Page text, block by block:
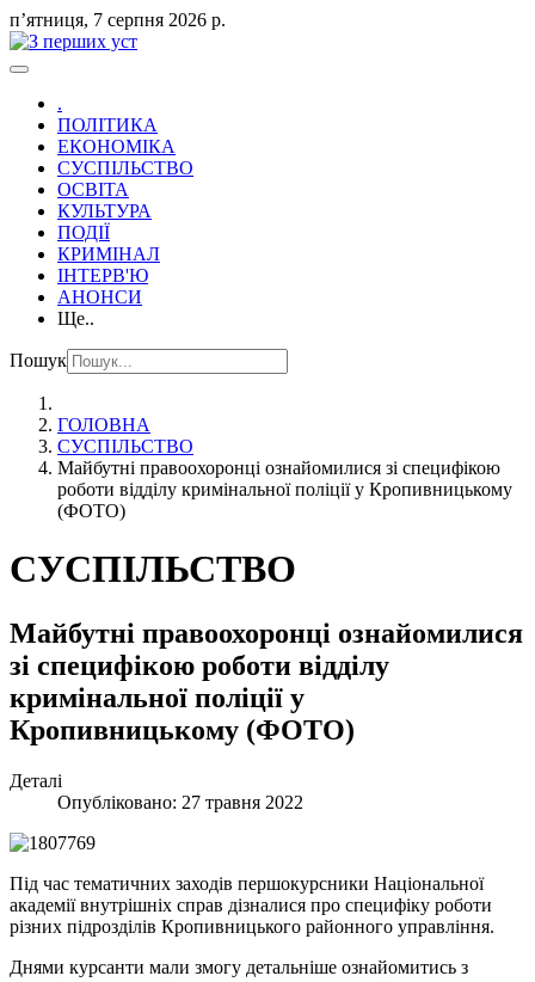
пʼятниця, 7 серпня 2026 р.
.
ПОЛІТИКА
ЕКОНОМІКА
СУСПІЛЬСТВО
ОСВІТА
КУЛЬТУРА
ПОДІЇ
КРИМІНАЛ
ІНТЕРВ'Ю
АНОНСИ
Ще..
Пошук
ГОЛОВНА
СУСПІЛЬСТВО
Майбутні правоохоронці ознайомилися зі специфікою
роботи відділу кримінальної поліції у Кропивницькому
(ФОТО)
СУСПІЛЬСТВО
Майбутні правоохоронці ознайомилися
зі специфікою роботи відділу
кримінальної поліції у
Кропивницькому (ФОТО)
Деталі
Опубліковано: 27 травня 2022
Під час тематичних заходів першокурсники Національної
академії внутрішніх справ дізналися про специфіку роботи
різних підрозділів Кропивницького районного управління.
Днями курсанти мали змогу детальніше ознайомитись з